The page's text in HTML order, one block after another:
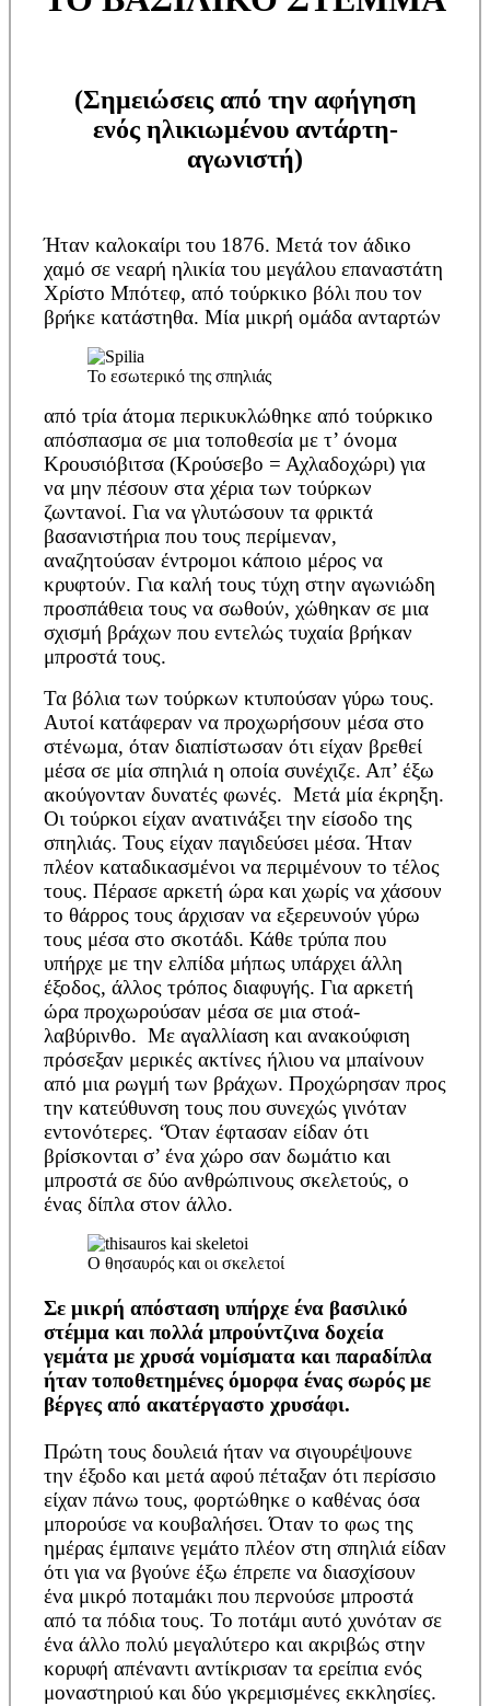
(Σημειώσεις από την αφήγηση
ενός ηλικιωμένου αντάρτη-
αγωνιστή)
Ήταν καλοκαίρι του 1876. Μετά τον άδικο
χαμό σε νεαρή ηλικία του μεγάλου επαναστάτη
Χρίστο Μπότεφ, από τούρκικο βόλι που τον
βρήκε κατάστηθα. Μία μικρή ομάδα ανταρτών
Το εσωτερικό της σπηλιάς
από τρία άτομα περικυκλώθηκε από τούρκικο
απόσπασμα σε μια τοποθεσία με τ’ όνομα
Κρουσιόβιτσα (Κρούσεβο = Αχλαδοχώρι) για
να μην πέσουν στα χέρια των τούρκων
ζωντανοί. Για να γλυτώσουν τα φρικτά
βασανιστήρια που τους περίμεναν,
αναζητούσαν έντρομοι κάποιο μέρος να
κρυφτούν. Για καλή τους τύχη στην αγωνιώδη
προσπάθεια τους να σωθούν, χώθηκαν σε μια
σχισμή βράχων που εντελώς τυχαία βρήκαν
μπροστά τους.
Τα βόλια των τούρκων κτυπούσαν γύρω τους.
Αυτοί κατάφεραν να προχωρήσουν μέσα στο
στένωμα, όταν διαπίστωσαν ότι είχαν βρεθεί
μέσα σε μία σπηλιά η οποία συνέχιζε. Απ’ έξω
ακούγονταν δυνατές φωνές. Μετά μία έκρηξη.
Οι τούρκοι είχαν ανατινάξει την είσοδο της
σπηλιάς. Τους είχαν παγιδεύσει μέσα. Ήταν
πλέον καταδικασμένοι να περιμένουν το τέλος
τους. Πέρασε αρκετή ώρα και χωρίς να χάσουν
το θάρρος τους άρχισαν να εξερευνούν γύρω
τους μέσα στο σκοτάδι. Κάθε τρύπα που
υπήρχε με την ελπίδα μήπως υπάρχει άλλη
έξοδος, άλλος τρόπος διαφυγής. Για αρκετή
ώρα προχωρούσαν μέσα σε μια στοά-
λαβύρινθο. Με αγαλλίαση και ανακούφιση
πρόσεξαν μερικές ακτίνες ήλιου να μπαίνουν
από μια ρωγμή των βράχων. Προχώρησαν προς
την κατεύθυνση τους που συνεχώς γινόταν
εντονότερες. ‘Όταν έφτασαν είδαν ότι
βρίσκονται σ’ ένα χώρο σαν δωμάτιο και
μπροστά σε δύο ανθρώπινους σκελετούς, ο
ένας δίπλα στον άλλο.
Ο θησαυρός και οι σκελετοί
Σε μικρή απόσταση υπήρχε ένα βασιλικό
στέμμα και πολλά μπρούντζινα δοχεία
γεμάτα με χρυσά νομίσματα και παραδίπλα
ήταν τοποθετημένες όμορφα ένας σωρός με
βέργες από ακατέργαστο χρυσάφι.
Πρώτη τους δουλειά ήταν να σιγουρέψουνε
την έξοδο και μετά αφού πέταξαν ότι περίσσιο
είχαν πάνω τους, φορτώθηκε ο καθένας όσα
μπορούσε να κουβαλήσει. Όταν το φως της
ημέρας έμπαινε γεμάτο πλέον στη σπηλιά είδαν
ότι για να βγούνε έξω έπρεπε να διασχίσουν
ένα μικρό ποταμάκι που περνούσε μπροστά
από τα πόδια τους. Το ποτάμι αυτό χυνόταν σε
ένα άλλο πολύ μεγαλύτερο και ακριβώς στην
κορυφή απέναντι αντίκρισαν τα ερείπια ενός
μοναστηριού και δύο γκρεμισμένες εκκλησίες.